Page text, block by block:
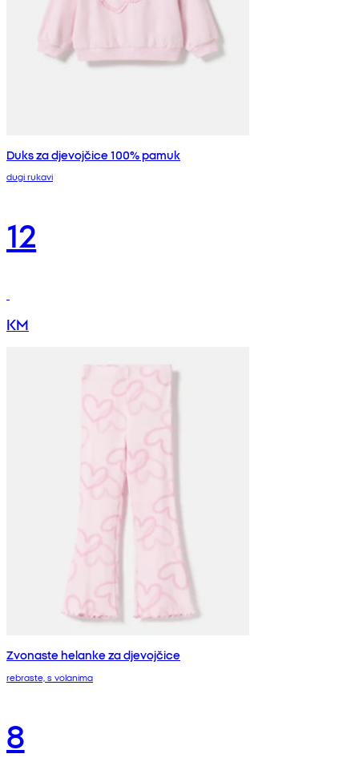
Duks za djevojčice 100% pamuk
dugi rukavi
12
KM
Zvonaste helanke za djevojčice
rebraste, s volanima
8